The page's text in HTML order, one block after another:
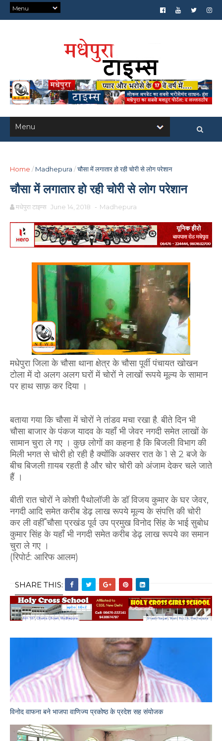
Home / Madhepura /चौसा में लगातार हो रही चोरी से लोग परेशान
चौसा में लगातार हो रही चोरी से लोग परेशान
मधेपुरा टाइम्स June 14, 2018 - Madhepura
मधेपुरा जिला के चौसा थाना क्षेत्र के चौसा पूर्वी पंचायत खोखन
टोला में दो अलग अलग घरों में चोरों ने लाखों रूपये मूल्य के सामान
पर हाथ साफ़ कर दिया ।
बताया गया कि चौसा में चोरों ने तांडव मचा रखा है. बीते दिन भी
चौसा बाजार के पंकज यादव के यहाँ भी जेवर नगदी समेत लाखों के
सामान चुरा ले गए । कुछ लोगों का कहना है कि बिजली विभाग की
मिली भगत से चोरी हो रही है क्योंकि अक्सर रात के 1 से 2 बजे के
बीच बिजली ग़ायब रहती है और चोर चोरी को अंजाम देकर चले जाते
हैं ।
बीती रात चोरों ने कोशी पैथोलॉजी के डॉ विजय कुमार के घर जेवर,
नगदी आदि समेत करीब डेढ़ लाख रूपये मूल्य के संपत्ति की चोरी
कर ली वहीँ चौसा प्रखंड पूर्व उप प्रमुख विनोद सिंह के भाई सुबोध
कुमार सिंह के यहाँ भी नगदी समेत करीब डेढ़ लाख रूपये का समान
चुरा ले गए ।
(रिपोर्ट: आरिफ आलम)
SHARE THIS:
विनोद वाफना बने भाजपा वाणिज्य प्रकोष्ठ के प्रदेश सह संयोजक